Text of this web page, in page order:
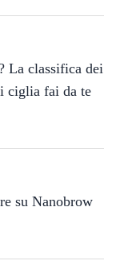
La classifica dei
ciglia fai da te
su Nanobrow